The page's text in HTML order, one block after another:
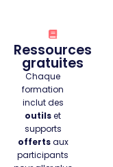
Ressources
gratuites
Chaque
formation
inclut des
outilset
supports
offertsaux
participants